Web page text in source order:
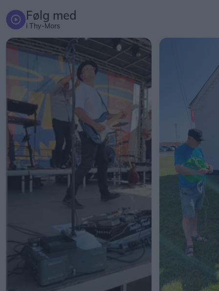
Følg med
i Thy-Mors